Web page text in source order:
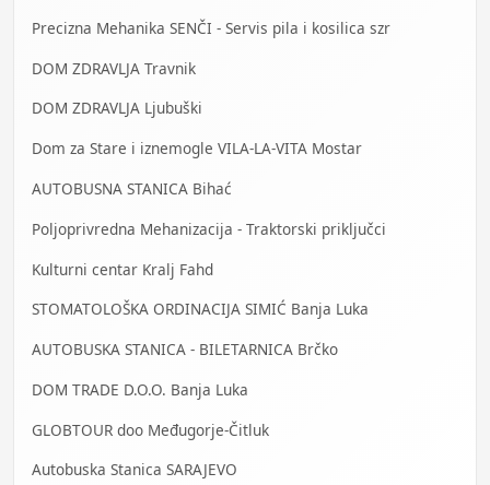
Precizna Mehanika SENČI - Servis pila i kosilica szr
DOM ZDRAVLJA Travnik
DOM ZDRAVLJA Ljubuški
Dom za Stare i iznemogle VILA-LA-VITA Mostar
AUTOBUSNA STANICA Bihać
Poljoprivredna Mehanizacija - Traktorski priključci
Kulturni centar Kralj Fahd
STOMATOLOŠKA ORDINACIJA SIMIĆ Banja Luka
AUTOBUSKA STANICA - BILETARNICA Brčko
DOM TRADE D.O.O. Banja Luka
GLOBTOUR doo Međugorje-Čitluk
Autobuska Stanica SARAJEVO